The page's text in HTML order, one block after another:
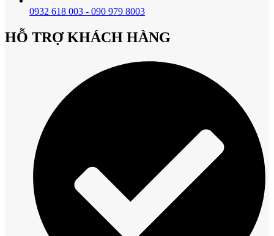
0932 618 003 - 090 979 8003
HỖ TRỢ KHÁCH HÀNG